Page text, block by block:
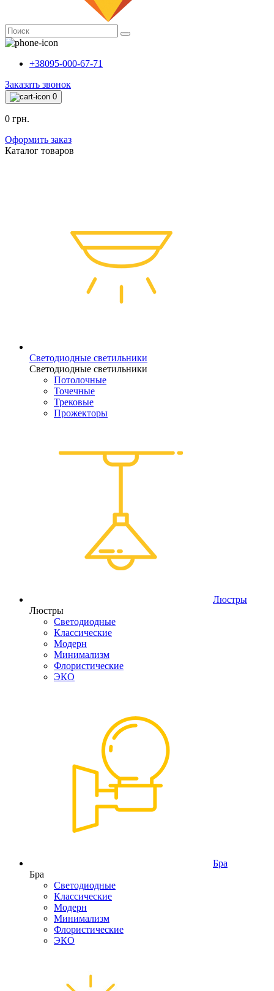
+38095-000-67-71
Заказать звонок
0
0 грн.
Оформить заказ
Каталог товаров
Светодиодные светильники
Светодиодные светильники
Потолочные
Точечные
Трековые
Прожекторы
Люстры
Люстры
Светодиодные
Классические
Модерн
Минимализм
Флористические
ЭКО
Бра
Бра
Светодиодные
Классические
Модерн
Минимализм
Флористические
ЭКО